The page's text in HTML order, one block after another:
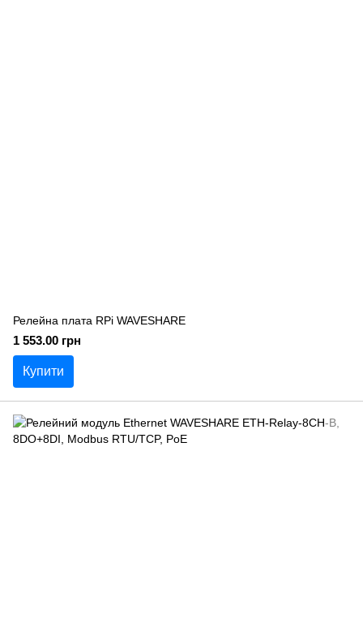
Релейна плата RPi WAVESHARE
1 553.00 грн
Купити